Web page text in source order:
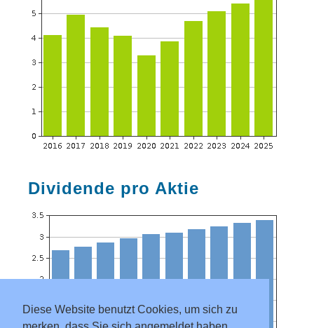
Diese Website benutzt Cookies, um sich zu
Dividende pro Aktie